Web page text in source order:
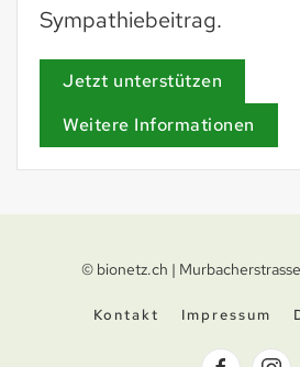
Sympathiebeitrag.
Jetzt unterstützen
Weitere Informationen
© bionetz.ch |
Kontakt Impressum